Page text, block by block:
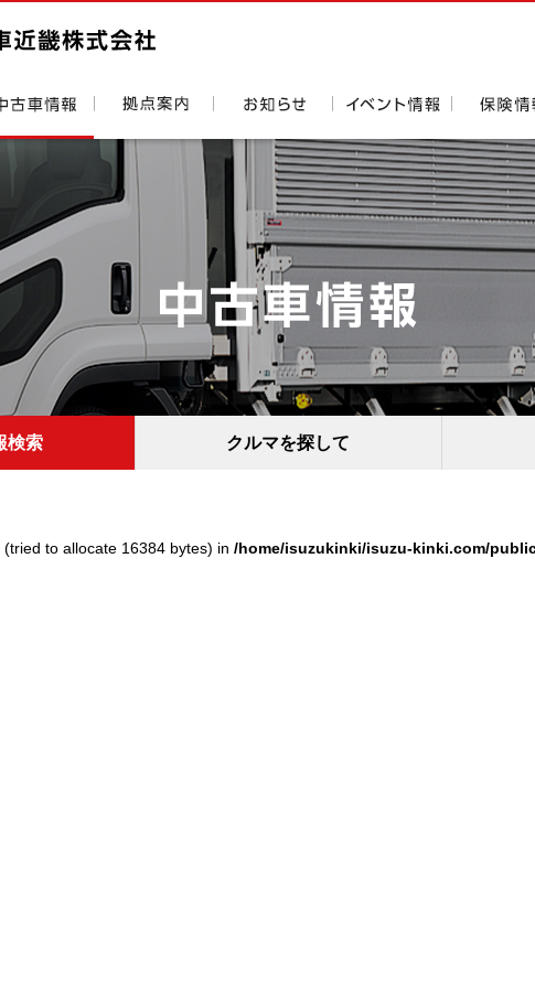
検索 クルマを探して
to allocate 16384 bytes) in /home/isuzukinki/isuzu-kinki.com/